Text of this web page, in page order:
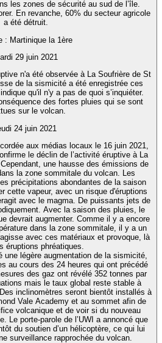
les zones de sécurité au sud de l’île.
En revanche, 60% du secteur agricole
a été détruit.
: Martinique la 1ère
29 juin 2021
n'a été observée à La Soufrière de St
de la sismicité a été enregistrée ces
qu'il n'y a pas de quoi s’inquiéter.
des fortes pluies qui se sont
sur le volcan.
24 juin 2021
aux médias locaux le 16 juin 2021,
le déclin de l’activité éruptive à La
une hausse des émissions de
la zone sommitale du volcan. Les
précipitations abondantes de la saison
cette vapeur, avec un risque d'éruptions
avec le magma. De puissants jets de
Avec la saison des pluies, le
devrait augmenter. Comme il y a encore
dans la zone sommitale, il y a un
avec ces matériaux et provoque, là
éruptions phréatiques.
une légère augmentation de la sismicité,
au cours des 24 heures qui ont précédé
des gaz ont révélé 352 tonnes par
mais le taux global reste stable à
inclinomètres seront bientôt installés à
Vale Academy et au sommet afin de
volcanique et de voir si du nouveau
Le porte-parole de l’UWI a annoncé que
du soutien d’un hélicoptère, ce qui lui
surveillance rapprochée du volcan.